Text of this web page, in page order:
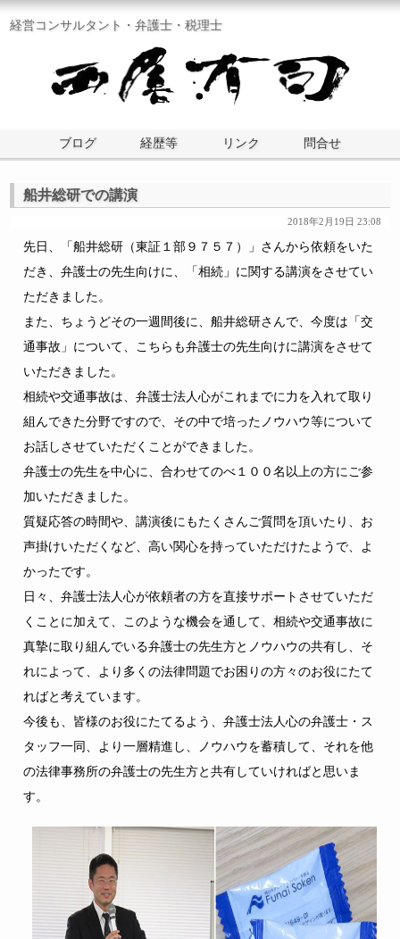
経営コンサルタント・弁護士・税理士
ブログ 経歴等 リンク 問合せ
船井総研での講演
2018年2月19日 23:08
先日、「船井総研（東証１部９７５７）」さんから依頼をいた
だき、弁護士の先生向けに、「相続」に関する講演をさせてい
ただきました。
また、ちょうどその一週間後に、船井総研さんで、今度は「交
通事故」について、こちらも弁護士の先生向けに講演をさせて
いただきました。
相続や交通事故は、弁護士法人心がこれまでに力を入れて取り
組んできた分野ですので、その中で培ったノウハウ等について
お話しさせていただくことができました。
弁護士の先生を中心に、合わせてのべ１００名以上の方にご参
加いただきました。
質疑応答の時間や、講演後にもたくさんご質問を頂いたり、お
声掛けいただくなど、高い関心を持っていただけたようで、よ
かったです。
日々、弁護士法人心が依頼者の方を直接サポートさせていただ
くことに加えて、このような機会を通して、相続や交通事故に
真摯に取り組んでいる弁護士の先生方とノウハウの共有し、そ
れによって、より多くの法律問題でお困りの方々のお役にたて
ればと考えています。
今後も、皆様のお役にたてるよう、弁護士法人心の弁護士・ス
タッフ一同、より一層精進し、ノウハウを蓄積して、それを他
の法律事務所の弁護士の先生方と共有していければと思いま
す。